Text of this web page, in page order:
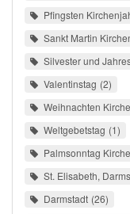
Pfingsten
Sankt Martin
Silvester und
Valentinstag 2
Weihnachten
Weltgebetstag 1
Palmsonntag
St. Elisabeth,
Darmstadt 26